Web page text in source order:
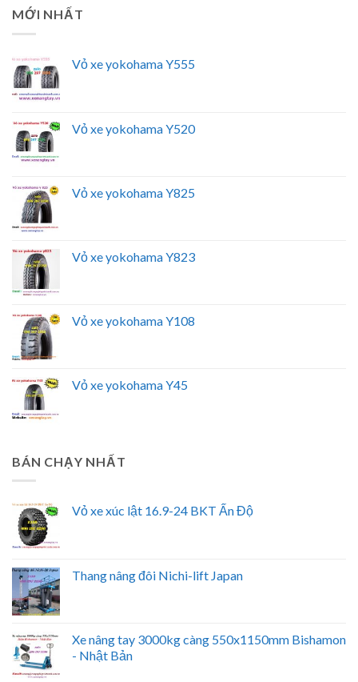
MỚI NHẤT
Vỏ xe yokohama Y555
Vỏ xe yokohama Y520
Vỏ xe yokohama Y825
Vỏ xe yokohama Y823
Vỏ xe yokohama Y108
Vỏ xe yokohama Y45
BÁN CHẠY NHẤT
Vỏ xe xúc lật 16.9-24 BKT Ấn Độ
Thang nâng đôi Nichi-lift Japan
Xe nâng tay 3000kg càng 550x1150mm Bishamon
- Nhật Bản